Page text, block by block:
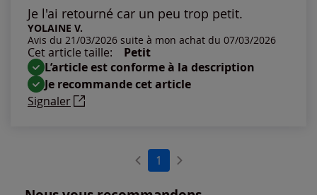
Je l'ai retourné car un peu trop petit.
YOLAINE V.
Avis du 21/03/2026 suite à mon achat du 07/03/2026
Cet article taille:
Petit
L’article est conforme à la description
Je recommande cet article
Signaler
1